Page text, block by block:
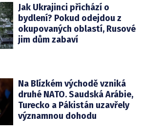
Jak Ukrajinci přichází o
bydlení? Pokud odejdou z
okupovaných oblastí, Rusové
jim dům zabaví
Na Blízkém východě vzniká
druhé NATO. Saudská Arábie,
Turecko a Pákistán uzavřely
významnou dohodu